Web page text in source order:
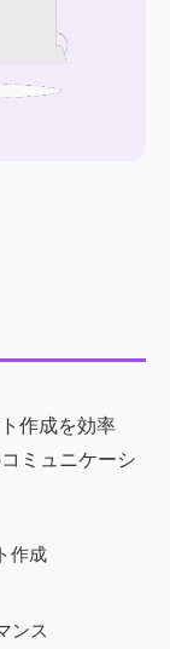
作成を効率
ミュニケーシ
作成
ンス